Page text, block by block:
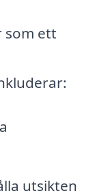
som ett
utsikten